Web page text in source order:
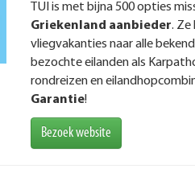
TUI is met bijna 500 opties
Griekenland aanbieder. Ze
vliegvakanties naar alle
bezochte eilanden als
rondreizen en
Garantie!
Bezoek website